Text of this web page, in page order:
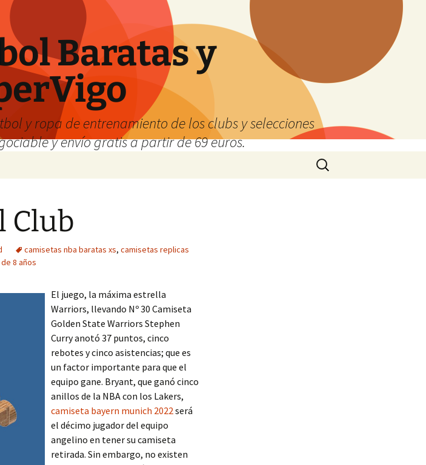
Baratas y
y ropa de entrenamiento de los clubs y selecciones
y envío gratis a partir de 69 euros.
Buscar:
Club
camisetas nba baratas xs, camisetas replicas
8 años
El juego, la máxima estrella
Warriors, llevando Nº 30 Camiseta
Golden State Warriors Stephen
Curry anotó 37 puntos, cinco
rebotes y cinco asistencias; que es
un factor importante para que el
equipo gane. Bryant, que ganó cinco
anillos de la NBA con los Lakers,
camiseta bayern munich 2022será
el décimo jugador del equipo
angelino en tener su camiseta
retirada. Sin embargo, no existen